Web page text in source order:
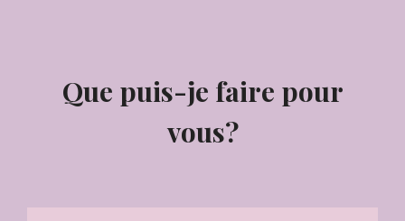
Que puis-je faire pour
vous?